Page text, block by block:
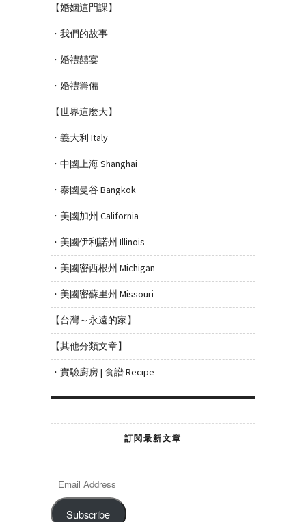
【婚姻這門課】
・我們的故事
・婚禮囍宴
・婚禮籌備
【世界這麼大】
・義大利 Italy
・中國上海 Shanghai
・泰國曼谷 Bangkok
・美國加州 California
・美國伊利諾州 Illinois
・美國密西根州 Michigan
・美國密蘇里州 Missouri
【台灣～永遠的家】
【其他分類文章】
・實驗廚房 | 食譜 Recipe
訂閱最新文章
Subscribe